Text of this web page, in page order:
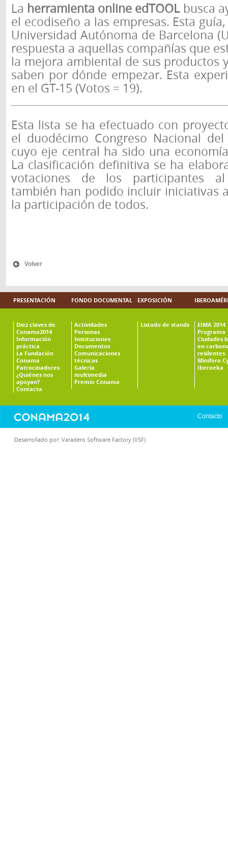
La herramienta online edTOOLbusca
el ecodiseño a las empresas. Esta
Universidad Autónoma de Barcelona
respuesta a aquellas compañías que
la mejora ambiental de sus productos
saben por dónde empezar. Esta
en el GT-15 (Votos = 19).
Esta lista se ha efectuado con
el duodécimo Congreso Nacional
cuyo eje central ha sido una
La clasificación definitiva se ha
votaciones de los participantes
también han podido incluir iniciativas
la participación de todos.
Volver
PRESENTACIÓN
Diez claves de
Conama2014
Información
práctica
La Fundación
Conama
Patrocinadores
¿Quiénes nos
apoyan?
Contacta
FONDO DOCUMENTAL
Actividades
Personas
Instituciones
Documentos
Comunicaciones
técnicas
Galería
multimedia
Premio Conama
EXPOSICIÓN
Listado de stands
EIMA 2014
Programa
Ciudades
en
resilentes
Miniforo
Iberoeka
Contacto
Desarrollado por: Varadero Software Factory (VSF)